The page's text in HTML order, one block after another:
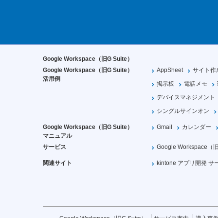
Google Workspace（旧G Suite）
Google Workspace（旧G Suite）
活用例
AppSheet
サイト作
掲示板
電話メモ
デバイスマネジメント
シングルサインオン
Google Workspace（旧G Suite）
マニュアル
Gmail カレンダー
サービス Google Workspace（
関連サイト kintone アプリ開発 サ